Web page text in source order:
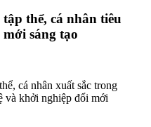
thể, cá nhân tiêu
sáng tạo
cá nhân xuất sắc trong
và khởi nghiệp đổi mới